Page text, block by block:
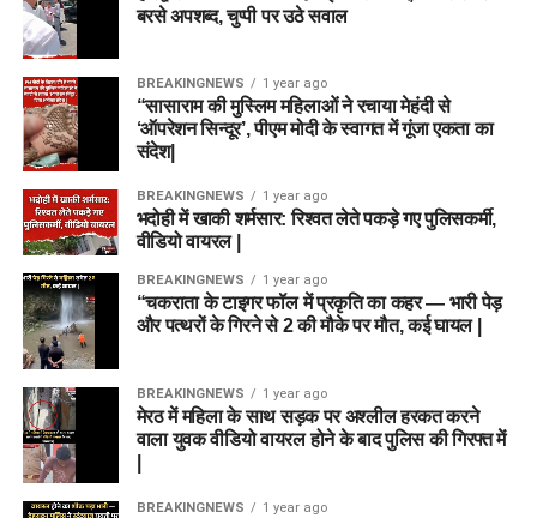
बरसे अपशब्द, चुप्पी पर उठे सवाल
BREAKINGNEWS 1 year ago
“सासाराम की मुस्लिम महिलाओं ने रचाया मेहंदी से
‘ऑपरेशन सिन्दूर’, पीएम मोदी के स्वागत में गूंजा एकता का
संदेश|
BREAKINGNEWS 1 year ago
भदोही में खाकी शर्मसार: रिश्वत लेते पकड़े गए पुलिसकर्मी,
वीडियो वायरल |
BREAKINGNEWS 1 year ago
“चकराता के टाइगर फॉल में प्रकृति का कहर — भारी पेड़
और पत्थरों के गिरने से 2 की मौके पर मौत, कई घायल |
BREAKINGNEWS 1 year ago
मेरठ में महिला के साथ सड़क पर अश्लील हरकत करने
वाला युवक वीडियो वायरल होने के बाद पुलिस की गिरफ्त में
BREAKINGNEWS 1 year ago